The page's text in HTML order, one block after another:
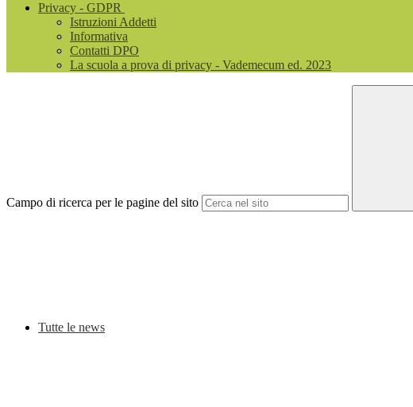
Privacy - GDPR
Istruzioni Addetti
Informativa
Contatti DPO
La scuola a prova di privacy - Vademecum ed. 2023
Campo di ricerca per le pagine del sito
Tutte le news